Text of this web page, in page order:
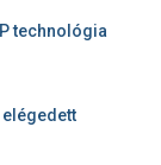
technológia
elégedett